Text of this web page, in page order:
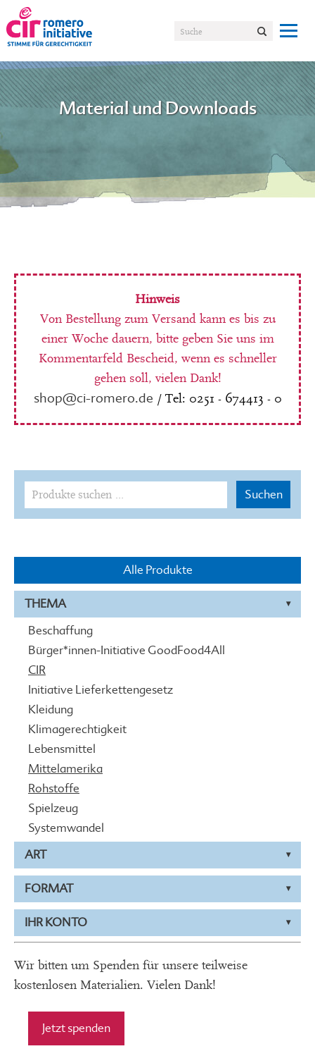
Material und Downloads
Hinweis
Von Bestellung zum Versand kann es bis zu
einer Woche dauern, bitte geben Sie uns im
Kommentarfeld Bescheid, wenn es schneller
gehen soll, vielen Dank!
shop@ci-romero.de / Tel: 0251 - 674413 - 0
Suchen
nach:
Suchen
Alle Produkte
THEMA
Beschaffung
Bürger*innen-Initiative GoodFood4All
CIR
Initiative Lieferkettengesetz
Kleidung
Klimagerechtigkeit
Lebensmittel
Mittelamerika
Rohstoffe
Spielzeug
Systemwandel
ART
FORMAT
IHR KONTO
Wir bitten um Spenden für unsere teilweise
kostenlosen Materialien. Vielen Dank!
Jetzt spenden